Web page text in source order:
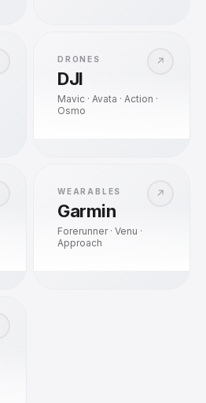
↗
DRONES
DJI
Mavic · Avata · Action ·
Osmo
↗
WEARABLES
Garmin
Forerunner · Venu ·
Approach